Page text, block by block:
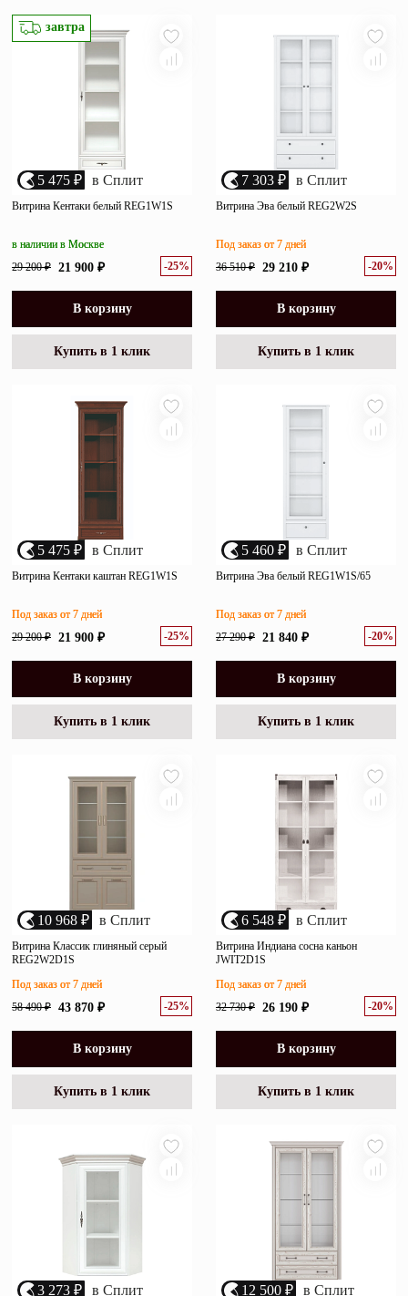
завтра
5 475 ₽ в Сплит
Витрина Кентаки белый REG1W1S
29 200 ₽ 21 900 ₽ -25%
в наличии в Москве
В корзину
Купить в 1 клик
7 303 ₽ в Сплит
Витрина Эва белый REG2W2S
36 510 ₽ 29 210 ₽ -20%
Под заказ от 7 дней
В корзину
Купить в 1 клик
5 475 ₽ в Сплит
Витрина Кентаки каштан REG1W1S
29 200 ₽ 21 900 ₽ -25%
Под заказ от 7 дней
В корзину
Купить в 1 клик
5 460 ₽ в Сплит
Витрина Эва белый REG1W1S/65
27 290 ₽ 21 840 ₽ -20%
Под заказ от 7 дней
В корзину
Купить в 1 клик
10 968 ₽ в Сплит
Витрина Классик глиняный серый
REG2W2D1S
58 490 ₽ 43 870 ₽ -25%
Под заказ от 7 дней
В корзину
Купить в 1 клик
6 548 ₽ в Сплит
Витрина Индиана сосна каньон
JWIT2D1S
32 730 ₽ 26 190 ₽ -20%
Под заказ от 7 дней
В корзину
Купить в 1 клик
3 273 ₽ в Сплит 12 500 ₽ в Сплит